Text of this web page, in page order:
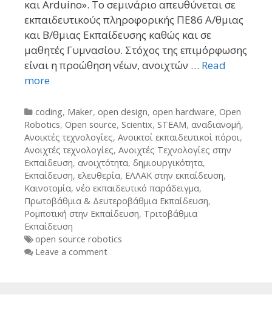
και Arduino». Το σεμινάριο απευθύνεται σε
εκπαιδευτικούς πληροφορικής ΠΕ86 Α/θμιας
και Β/θμιας Εκπαίδευσης καθώς και σε
μαθητές Γυμνασίου. Στόχος της επιμόρφωσης
είναι η προώθηση νέων, ανοιχτών … Read
more
Categories
coding, Maker, open design, open hardware, Open
Robotics, Open source, Scientix, STEAM, αναδιανομή,
Ανοικτές τεχνολογίες, Ανοικτοί εκπαιδευτικοί πόροι,
Ανοιχτές τεχνολογίες, Ανοιχτές Τεχνολογίες στην
Εκπαίδευση, ανοιχτότητα, δημιουργικότητα,
Εκπαίδευση, ελευθερία, ΕΛΛΑΚ στην εκπαίδευση,
Καινοτομία, νέο εκπαιδευτικό παράδειγμα,
Πρωτοβάθμια & Δευτεροβάθμια Εκπαίδευση,
Ρομποτική στην Εκπαίδευση, Τριτοβάθμια
Εκπαίδευση
Tags
open source robotics
Leave a comment